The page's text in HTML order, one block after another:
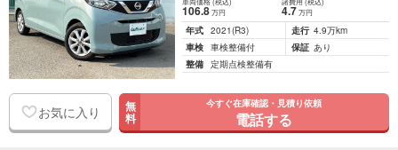
106.8万円 4.7 万円
年式 2021(R3) 走行 4.9万km
車検 車検整備付 保証 あり
整備 定期点検整備有
お気に入り 無
料
今すぐ在庫確認・見積り依頼
電話する